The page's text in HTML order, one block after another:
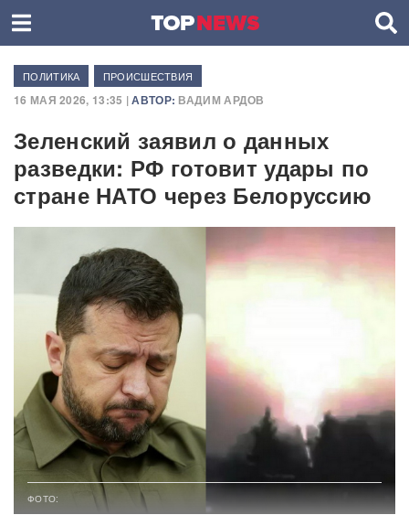
ПОЛИТИКА ПРОИСШЕСТВИЯ
16 МАЯ 2026, 13:35 |АВТОР: ВАДИМ АРДОВ
Зеленский заявил о данных
разведки: РФ готовит удары по
стране НАТО через Белоруссию
ФОТО: